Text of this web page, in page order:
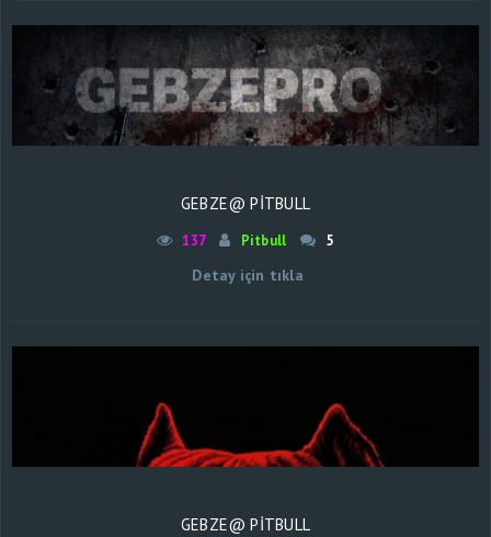
GEBZE@ PİTBULL
137 Pitbull 5
Detay için tıkla
GEBZE@ PİTBULL